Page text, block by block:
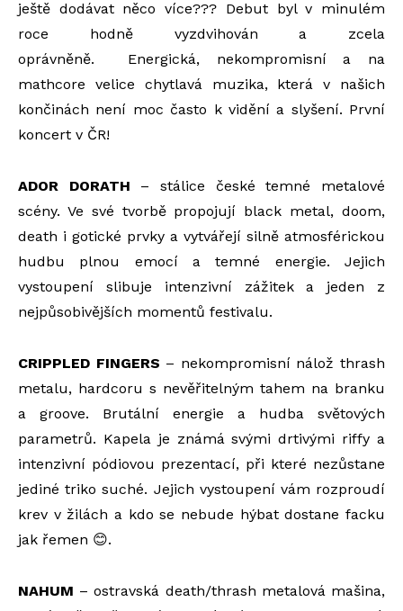
ještě dodávat něco více??? Debut byl v minulém
roce hodně vyzdvihován a zcela
oprávněně. Energická, nekompromisní a na
mathcore velice chytlavá muzika, která v našich
končinách není moc často k vidění a slyšení. První
koncert v ČR!
ADOR DORATH – stálice české temné metalové
scény. Ve své tvorbě propojují black metal, doom,
death i gotické prvky a vytvářejí silně atmosférickou
hudbu plnou emocí a temné energie. Jejich
vystoupení slibuje intenzivní zážitek a jeden z
nejpůsobivějších momentů festivalu.
CRIPPLED FINGERS – nekompromisní nálož thrash
metalu, hardcoru s nevěřitelným tahem na branku
a groove. Brutální energie a hudba světových
parametrů. Kapela je známá svými drtivými riffy a
intenzivní pódiovou prezentací, při které nezůstane
jediné triko suché. Jejich vystoupení vám rozproudí
krev v žilách a kdo se nebude hýbat dostane facku
jak řemen 😊.
NAHUM – ostravská death/thrash metalová mašina,